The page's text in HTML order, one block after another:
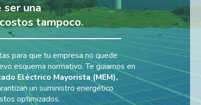
ser una
tampoco.
para que tu empresa no quede
esquema normativo. Te guiamos en
Eléctrico Mayorista (MEM),
un suministro energético
optimizados.